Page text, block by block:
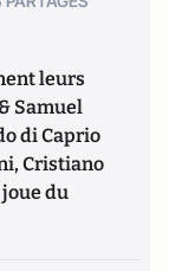
leurs
Samuel
di Caprio
Cristiano
du